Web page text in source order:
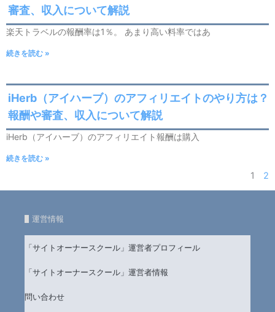
審査、収入について解説
楽天トラベルの報酬率は1％。 あまり高い料率ではあ
続きを読む »
iHerb（アイハーブ）のアフィリエイトのやり方は？
報酬や審査、収入について解説
iHerb（アイハーブ）のアフィリエイト報酬は購入
続きを読む »
1 2
運営情報
「サイトオーナースクール」運営者プロフィール
「サイトオーナースクール」運営者情報
問い合わせ